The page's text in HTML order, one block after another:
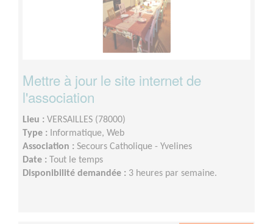
Mettre à jour le site internet de
l'association
Lieu : VERSAILLES (78000)
Type :
Informatique, Web
Association : Secours Catholique - Yvelines
Date :
Tout le temps
Disponibilité demandée : 3 heures par semaine.